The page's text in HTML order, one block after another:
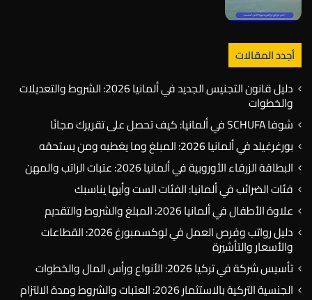
أجدد المقالات
دليل قانون التجنيس الجديد في ألمانيا 2026: الشروط والتعديلات
والخطوات
شوفا SCHUFA في ألمانيا: كيف تحصل على تقريرك مجانًا
بورغرغيلد في ألمانيا 2026: المبلغ وما يغطيه ومن يستحقه
البطاقة الزرقاء الأوروبية في ألمانيا 2026: عتبات الراتب والمهن
فئات الضرائب في ألمانيا: الفئات الست وأيها يناسبك
علاوة الأطفال في ألمانيا 2026: المبلغ والشروط والتقديم
دليل رواتب وفرص العمل في لوكسمبورغ 2026: القطاعات
والأسعار والتأشيرة
تأسيس شركة في تركيا 2026: الأنواع ورأس المال والخطوات
الجنسية التركية بالاستثمار 2026: العتبات والشروط ومدة الالتزام